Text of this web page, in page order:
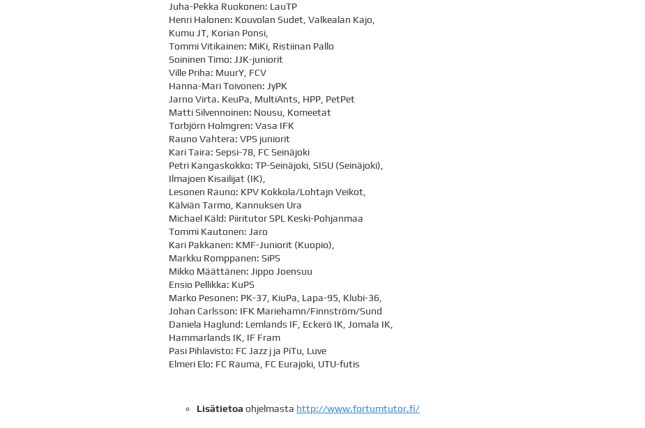
Juha-Pekka Ruokonen: LauTP
Henri Halonen: Kouvolan Sudet, Valkealan Kajo,
Kumu JT, Korian Ponsi,
Tommi Vitikainen: MiKi, Ristiinan Pallo
Soininen Timo: JJK-juniorit
Ville Priha: MuurY, FCV
Hanna-Mari Toivonen: JyPK
Jarno Virta. KeuPa, MultiAnts, HPP, PetPet
Matti Silvennoinen: Nousu, Komeetat
Torbjörn Holmgren: Vasa IFK
Rauno Vahtera: VPS juniorit
Kari Taira: Sepsi-78, FC Seinäjoki
Petri Kangaskokko: TP-Seinäjoki, SISU (Seinäjoki),
Ilmajoen Kisailijat (IK),
Lesonen Rauno: KPV Kokkola/Lohtajn Veikot,
Kälviän Tarmo, Kannuksen Ura
Michael Käld: Piiritutor SPL Keski-Pohjanmaa
Tommi Kautonen: Jaro
Kari Pakkanen: KMF-Juniorit (Kuopio),
Markku Romppanen: SiPS
Mikko Määttänen: Jippo Joensuu
Ensio Pellikka: KuPS
Marko Pesonen: PK-37, KiuPa, Lapa-95, Klubi-36,
Johan Carlsson: IFK Mariehamn/Finnström/Sund
Daniela Haglund: Lemlands IF, Eckerö IK, Jomala IK,
Hammarlands IK, IF Fram
Pasi Pihlavisto: FC Jazz j ja PiTu, Luve
Elmeri Elo: FC Rauma, FC Eurajoki, UTU-futis
Lisätietoa ohjelmasta http://www.fortumtutor.fi/